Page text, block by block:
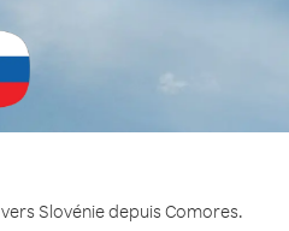
Slovénie depuis Comores.